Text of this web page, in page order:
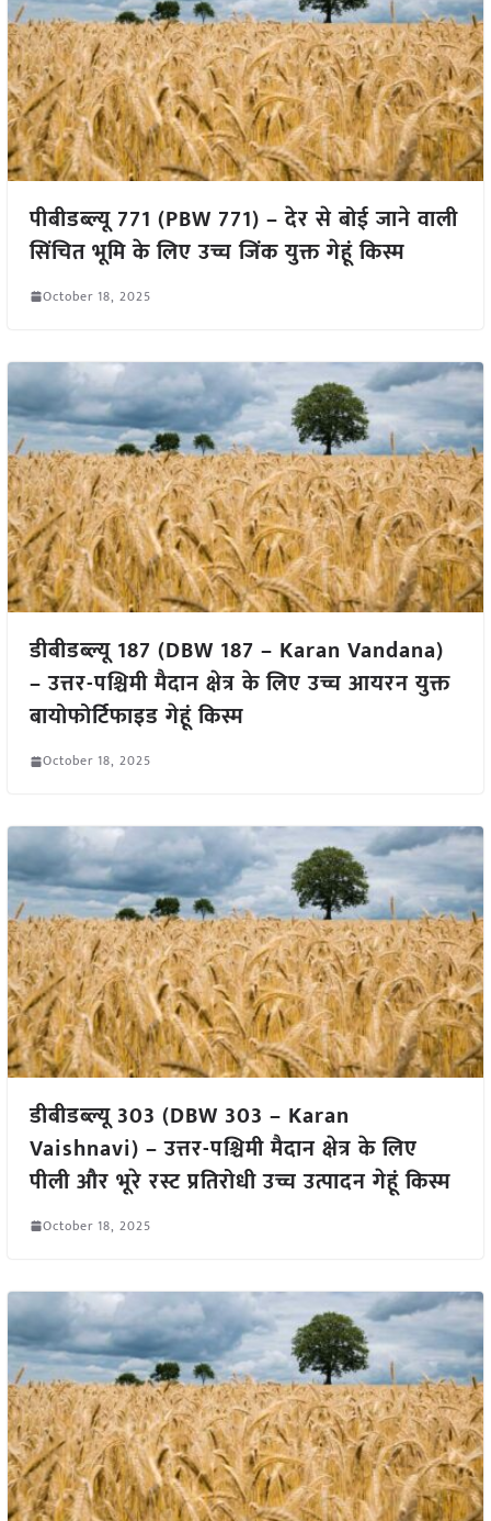
पीबीडब्ल्यू 771 (PBW 771) – देर से बोई जाने वाली
सिंचित भूमि के लिए उच्च जिंक युक्त गेहूं किस्म
October 18, 2025
डीबीडब्ल्यू 187 (DBW 187 – Karan Vandana)
– उत्तर-पश्चिमी मैदान क्षेत्र के लिए उच्च आयरन युक्त
बायोफोर्टिफाइड गेहूं किस्म
October 18, 2025
डीबीडब्ल्यू 303 (DBW 303 – Karan
Vaishnavi) – उत्तर-पश्चिमी मैदान क्षेत्र के लिए
पीली और भूरे रस्ट प्रतिरोधी उच्च उत्पादन गेहूं किस्म
October 18, 2025